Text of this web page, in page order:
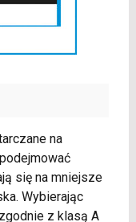
na
się na mniejsze
Wybierając
z klasą A